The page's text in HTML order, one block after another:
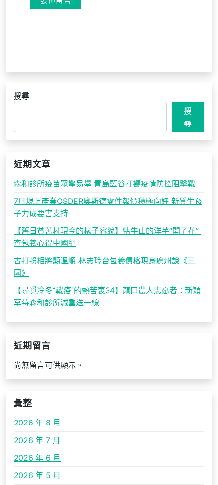
搜尋
搜
尋
近期文章
森和診所疫苗眾擎易舉 青島藍谷打響疫情防控阻擊戰
7月規上產業OSDER奧斯德零件報價積極向好 新質生孩
子力成要害支持
【舊日貧苦村現今的樣子容貌】牯牛山的洋芋“開了花”_
查包養心得中國網
古打扮相將顯溫順 林志玲台包養價格現身廣州說《三
國》
【尋覓冷冬“戰疫”的熱苦衷34】龍口農人志愿者：新穎
草莓森和診所減重送一線
近期留言
尚無留言可供顯示。
彙整
2026 年 8 月
2026 年 7 月
2026 年 6 月
2026 年 5 月